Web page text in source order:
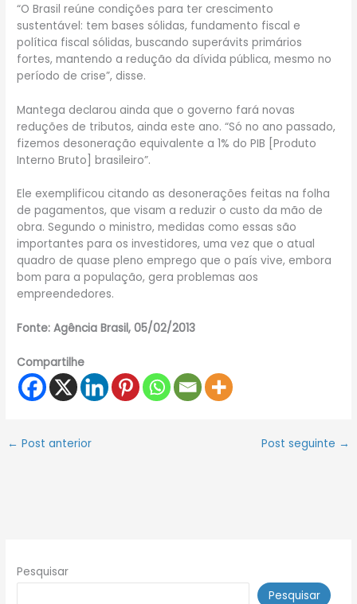
“O Brasil reúne condições para ter crescimento
sustentável: tem bases sólidas, fundamento fiscal e
política fiscal sólidas, buscando superávits primários
fortes, mantendo a redução da dívida pública, mesmo no
período de crise”, disse.
Mantega declarou ainda que o governo fará novas
reduções de tributos, ainda este ano. “Só no ano passado,
fizemos desoneração equivalente a 1% do PIB [Produto
Interno Bruto] brasileiro”.
Ele exemplificou citando as desonerações feitas na folha
de pagamentos, que visam a reduzir o custo da mão de
obra. Segundo o ministro, medidas como essas são
importantes para os investidores, uma vez que o atual
quadro de quase pleno emprego que o país vive, embora
bom para a população, gera problemas aos
empreendedores.
Fonte: Agência Brasil, 05/02/2013
Compartilhe
← Post anterior Post seguinte →
Pesquisar
Pesquisar